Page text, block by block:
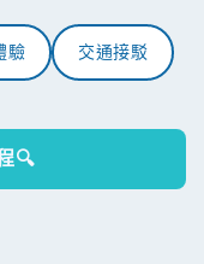
驗 交通接駁
🔍